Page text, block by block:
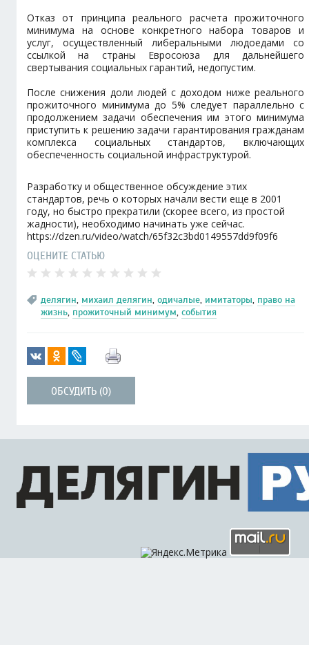
Отказ от принципа реального расчета прожиточного
минимума на основе конкретного набора товаров и
услуг, осуществленный либеральными людоедами со
ссылкой на страны Евросоюза для дальнейшего
свертывания социальных гарантий, недопустим.
После снижения доли людей с доходом ниже реального
прожиточного минимума до 5% следует параллельно с
продолжением задачи обеспечения им этого минимума
приступить к решению задачи гарантирования гражданам
комплекса социальных стандартов, включающих
обеспеченность социальной инфраструктурой.
Разработку и общественное обсуждение этих
стандартов, речь о которых начали вести еще в 2001
году, но быстро прекратили (скорее всего, из простой
жадности), необходимо начинать уже сейчас.
https://dzen.ru/video/watch/65f32c3bd0149557dd9f09f6
ОЦЕНИТЕ СТАТЬЮ
делягин, михаил делягин, одичалые, имитаторы, право на
жизнь, прожиточный минимум, события
ОБСУДИТЬ (0)